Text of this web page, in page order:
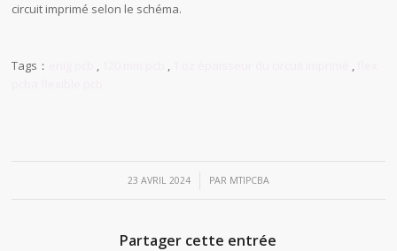
circuit imprimé selon le schéma.
Tags： , , ,
23 AVRIL 2024
/ PAR MTIPCBA
Partager cette entrée